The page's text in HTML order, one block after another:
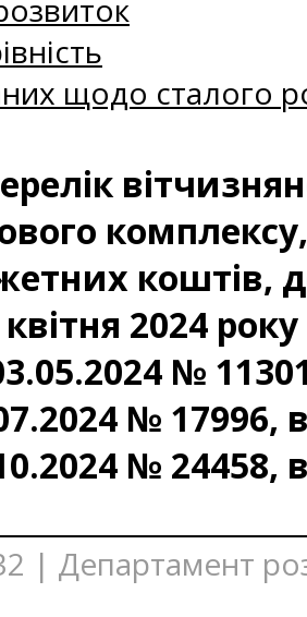
щодо сталого
коштів,
2024
№
№ 17996,
№ 24458,
| Департамент